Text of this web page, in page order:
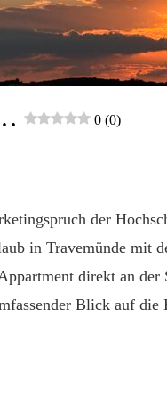
0 (0)
der
in Travemünde mit
direkt an
Blick auf